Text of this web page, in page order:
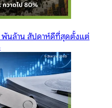
พันล้าน สัปดาห์ดีที่สุดตั้งแต่